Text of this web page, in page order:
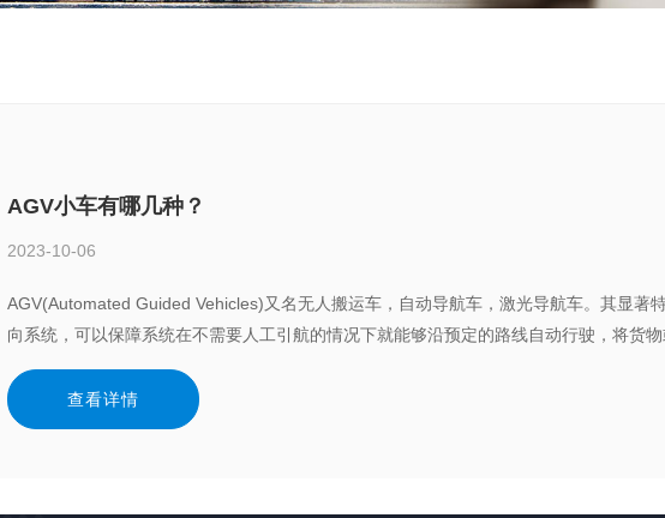
AGV小车有哪几种？
2023-10-06
AGV(Automated Guided Vehicles)又名无人搬运车，自动导航车，激光导航车。其显著
向系统，可以保障系统在不需要人工引航的情况下就能够沿预定的路线自动行驶，将货
查看详情